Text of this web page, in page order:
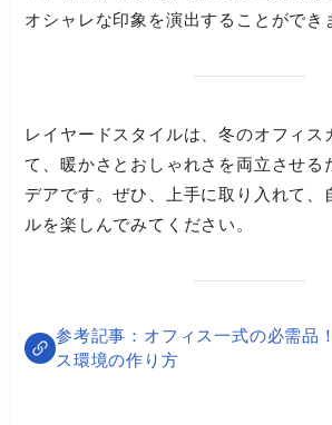
オシャレな印象を演出することができ
レイヤードスタイルは、冬のオフィス
て、暖かさとおしゃれさを両立させる
デアです。ぜひ、上手に取り入れて、
ルを楽しんでみてください。
オフィス一式の必需品
ス環境の作り方